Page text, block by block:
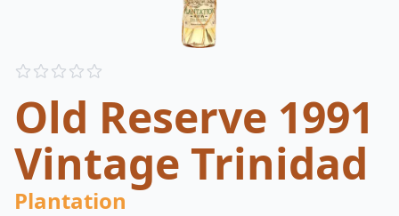
Reviews
Old Reserve 1991
Vintage Trinidad
Plantation